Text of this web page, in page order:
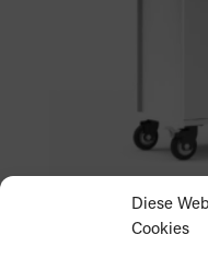
Diese
Cookies